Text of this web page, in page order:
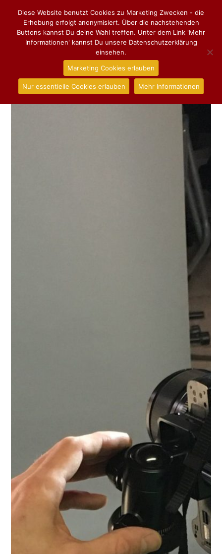
Diese Website benutzt Cookies zu Marketing Zwecken - die
Erhebung erfolgt anonymisiert. Über die nachstehenden
Buttons kannst Du deine Wahl treffen. Unter dem Link 'Mehr
Informationen' kannst Du unsere Datenschutzerklärung
einsehen.
Marketing Cookies erlauben
Nur essentielle Cookies erlauben Mehr Informationen